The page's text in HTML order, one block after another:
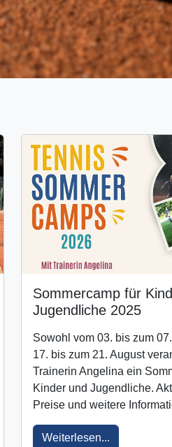
Sommercamp für
Jugendliche 2025
Sowohl vom 03. bis zum
17. bis zum 21. August
Trainerin Angelina ein
Kinder und Jugendliche.
Preise und weitere
Weiterlesen...